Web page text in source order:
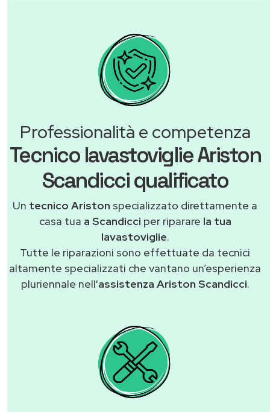
Professionalità e competenza
Tecnico lavastoviglie Ariston
Scandicci qualificato
Un tecnico Ariston specializzato direttamente a
casa tua a Scandicci per riparare la tua
lavastoviglie.
Tutte le riparazioni sono effettuate da tecnici
altamente specializzati che vantano un’esperienza
pluriennale nell'assistenza Ariston Scandicci.